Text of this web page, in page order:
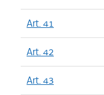
Art. 41
Art. 42
Art. 43